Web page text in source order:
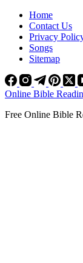
Home
Contact Us
Privacy
Songs
Sitemap
Online Bible
Free Online Bible